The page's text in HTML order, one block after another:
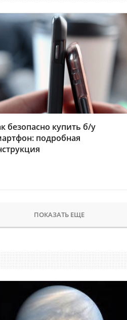
безопасно купить б/у
подробная
ПОКАЗАТЬ ЕЩЕ